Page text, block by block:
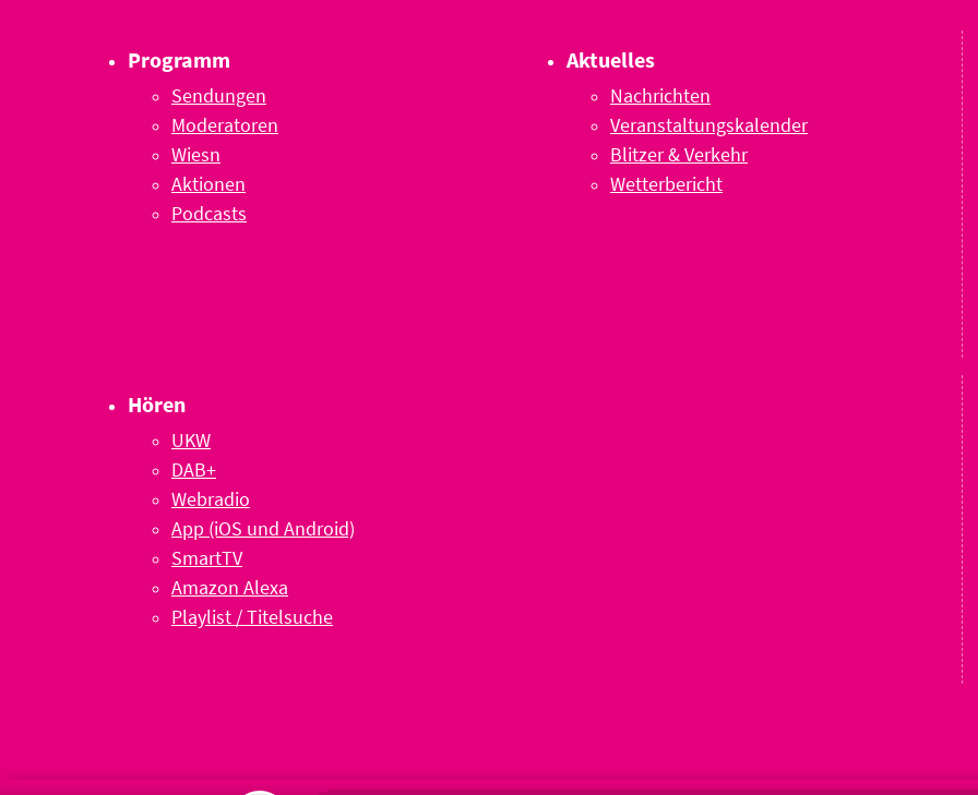
Programm
Sendungen
Moderatoren
Wiesn
Aktionen
Podcasts
Aktuelles
Nachrichten
Veranstaltungskalender
Blitzer & Verkehr
Wetterbericht
Hören
UKW
DAB+
Webradio
App (iOS und Android)
SmartTV
Amazon Alexa
Playlist / Titelsuche